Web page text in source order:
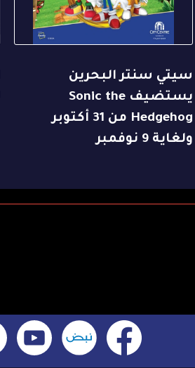
سيتي سنتر البحرين
يستضيف Sonic the
Hedgehog من 31 أكتوبر
ولغاية 9 نوفمبر